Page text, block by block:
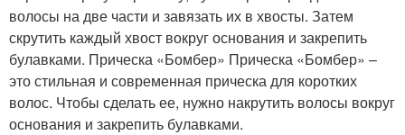
волосы на две части и завязать их в хвосты. Затем
скрутить каждый хвост вокруг основания и закрепить
булавками. Прическа «Бомбер» Прическа «Бомбер» –
это стильная и современная прическа для коротких
волос. Чтобы сделать ее, нужно накрутить волосы вокруг
основания и закрепить булавками.